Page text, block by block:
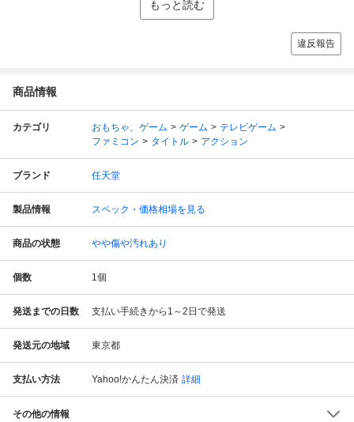
もっと読む
違反報告
商品情報
カテゴリ おもちゃ、ゲーム ゲーム
テレビゲーム
ファミコン
タイトル アクション
ブランド 任天堂
製品情報 スペック・価格相場を見る
商品の状態 やや傷や汚れあり
個数 1 個
発送までの日数 支払い手続きから1～2日で発送
発送元の地域 東京都
支払い方法 Yahoo!かんたん決済 詳細
その他の情報